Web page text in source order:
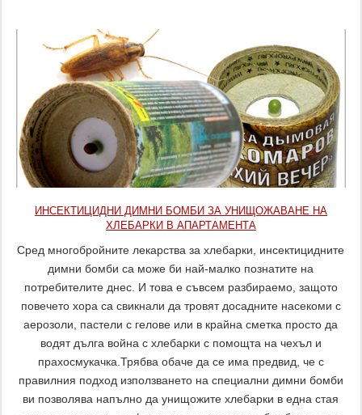
ИНСЕКТИЦИДНИ ДИМНИ БОМБИ ЗА УНИЩОЖАВАНЕ НА
ХЛЕБАРКИ В АПАРТАМЕНТА
Сред многобройните лекарства за хлебарки, инсектицидните
димни бомби са може би най-малко познатите на
потребителите днес. И това е съвсем разбираемо, защото
повечето хора са свикнали да тровят досадните насекоми с
аерозоли, пастели с гелове или в крайна сметка просто да
водят дълга война с хлебарки с помощта на чехъл и
прахосмукачка.Трябва обаче да се има предвид, че с
правилния подход използването на специални димни бомби
ви позволява напълно да унищожите хлебарки в една стая